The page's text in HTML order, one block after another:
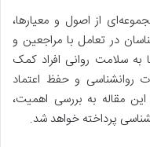
از اصول و معیارها،
در تعامل با مراجعین و
به سلامت روانی افراد کمک
روانشناسی و حفظ اعتماد
مقاله به بررسی اهمیت،
پرداخته خواهد شد.